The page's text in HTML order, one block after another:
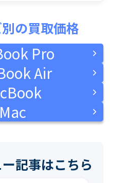
の買取価格
Pro
Air
記事はこちら